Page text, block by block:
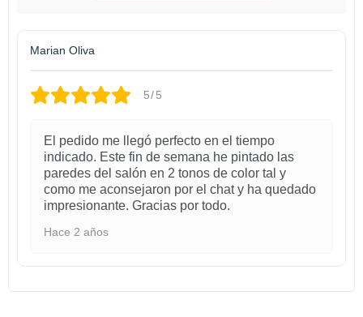
Marian Oliva
5/5
El pedido me llegó perfecto en el tiempo
indicado. Este fin de semana he pintado las
paredes del salón en 2 tonos de color tal y
como me aconsejaron por el chat y ha quedado
impresionante. Gracias por todo.
Hace 2 años